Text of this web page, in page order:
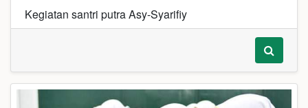
Kegiatan santri putra Asy-Syarifiy